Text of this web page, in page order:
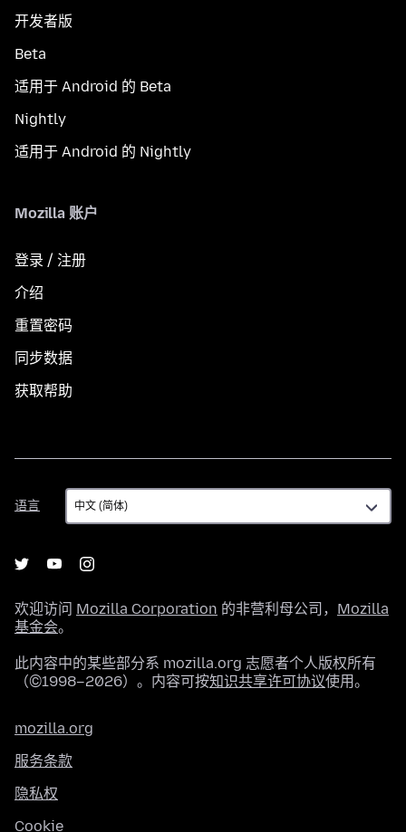
开发者版
Beta
适用于 Android 的 Beta
Nightly
适用于 Android 的 Nightly
Mozilla 账户
登录 / 注册
介绍
重置密码
同步数据
获取帮助
语言
语
言
欢迎访问 Mozilla Corporation 的非营利母公司， Mozilla
基金会。
此内容中的某些部分系 mozilla.org 志愿者个人版权所有
（©1998–2026）。内容可按知识共享许可协议使用。
mozilla.org
服务条款
隐私权
Cookie